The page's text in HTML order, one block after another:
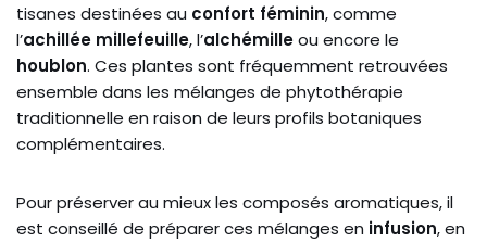
tisanes destinées au confort féminin, comme
l’achillée millefeuille, l’alchémilleou encore le
houblon. Ces plantes sont fréquemment retrouvées
ensemble dans les mélanges de phytothérapie
traditionnelle en raison de leurs profils botaniques
complémentaires.
Pour préserver au mieux les composés aromatiques, il
est conseillé de préparer ces mélanges en infusion, en